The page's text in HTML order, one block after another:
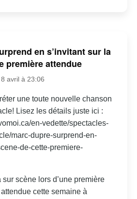
en s’invitant sur la
première attendue
avril à 23:06
une toute nouvelle chanson
Lisez les détails juste ici :
en-vedette/spectacles-
marc-dupre-surprend-en-
de-cette-premiere-
sur scène lors d’une première
cette semaine à